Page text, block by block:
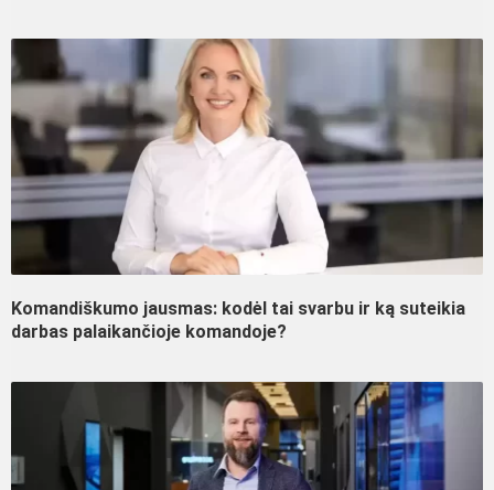
Komandiškumo jausmas: kodėl tai svarbu ir ką suteikia
darbas palaikančioje komandoje?